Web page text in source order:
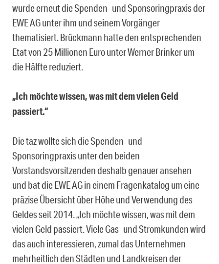
wurde erneut die Spenden- und Sponsoringpraxis der
EWE AG unter ihm und seinem Vorgänger
thematisiert. Brückmann hatte den entsprechenden
Etat von 25 Millionen Euro unter Werner Brinker um
die Hälfte reduziert.
„Ich möchte wissen, was mit dem vielen Geld
passiert.“
Die taz wollte sich die Spenden- und
Sponsoringpraxis unter den beiden
Vorstandsvorsitzenden deshalb genauer ansehen
und bat die EWE AG in einem Fragenkatalog um eine
präzise Übersicht über Höhe und Verwendung des
Geldes seit 2014. „Ich möchte wissen, was mit dem
vielen Geld passiert. Viele Gas- und Stromkunden wird
das auch interessieren, zumal das Unternehmen
mehrheitlich den Städten und Landkreisen der